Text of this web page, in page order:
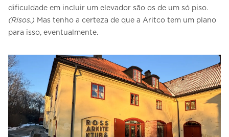
dificuldade em incluir um elevador são os de um só piso.
(Risos.) Mas tenho a certeza de que a Aritco tem um plano
para isso, eventualmente.